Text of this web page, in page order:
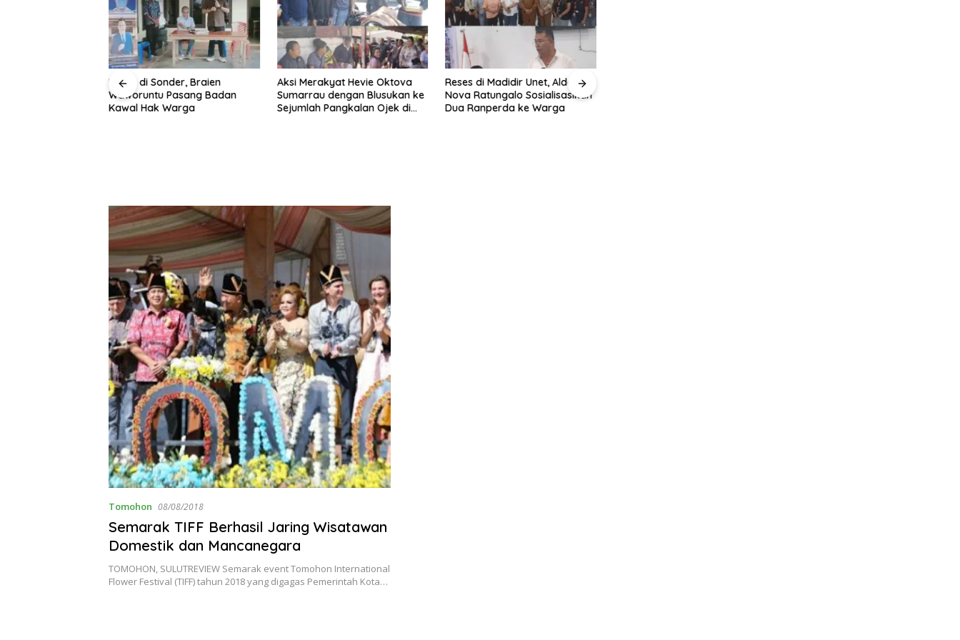
Reses di Sonder, Braien
Waworuntu Pasang Badan
Kawal Hak Warga
Aksi Merakyat Hevie Oktova
Sumarrau dengan Blusukan ke
Sejumlah Pangkalan Ojek di
Reses di Madidir Unet, Aldo
Nova Ratungalo Sosialisasikan
Dua Ranperda ke Warga
Tomohon 08/08/2018
Semarak TIFF Berhasil Jaring Wisatawan
Domestik dan Mancanegara
TOMOHON, SULUTREVIEW Semarak event Tomohon International
Flower Festival (TIFF) tahun 2018 yang digagas Pemerintah Kota…